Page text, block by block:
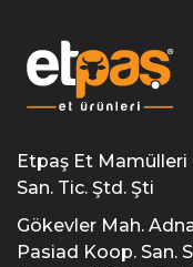
Etpaş Et Mamülleri
San. Tic. Ştd. Şti
Gökevler Mah.
Pasiad Koop. San.